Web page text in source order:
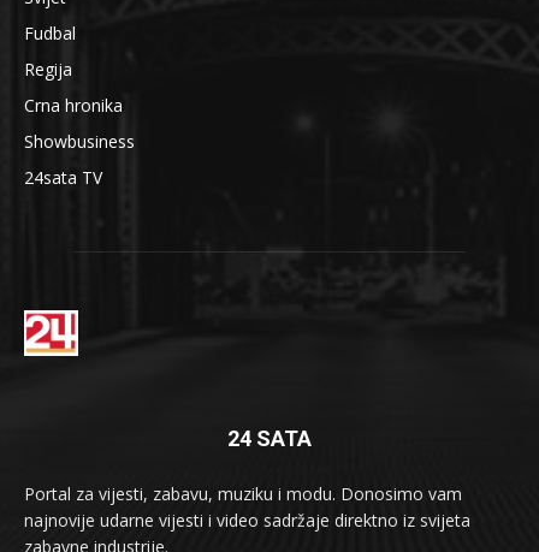
Fudbal
Regija
Crna hronika
Showbusiness
24sata TV
24 SATA
Portal za vijesti, zabavu, muziku i modu. Donosimo vam
najnovije udarne vijesti i video sadržaje direktno iz svijeta
zabavne industrije.